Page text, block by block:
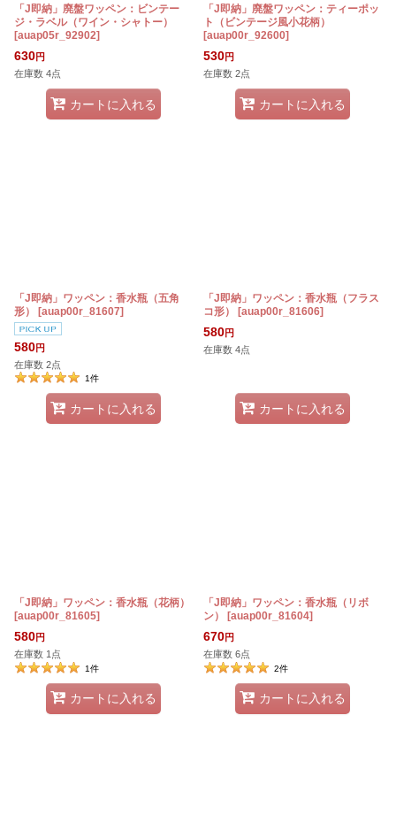
「J即納」廃盤ワッペン：ビンテー
ジ・ラベル（ワイン・シャトー）
[auap05r_92902]
630円
在庫数 4点
カートに入れる
「J即納」廃盤ワッペン：ティーポッ
ト（ビンテージ風小花柄）
[auap00r_92600]
530円
在庫数 2点
カートに入れる
「J即納」ワッペン：香水瓶（五角
形）
[auap00r_81607]
580円
在庫数 2点
1件
カートに入れる
「J即納」ワッペン：香水瓶（フラス
コ形）
[auap00r_81606]
580円
在庫数 4点
カートに入れる
「J即納」ワッペン：香水瓶（花柄）
[auap00r_81605]
580円
在庫数 1点
1件
カートに入れる
「J即納」ワッペン：香水瓶（リボ
ン）
[auap00r_81604]
670円
在庫数 6点
2件
カートに入れる